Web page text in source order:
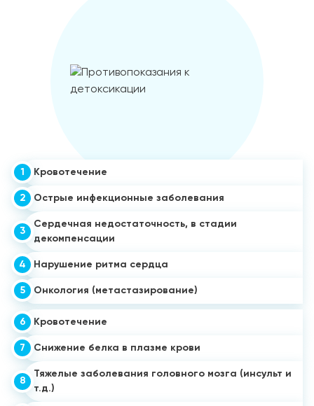
Кровотечение
1
Острые инфекционные заболевания
2
Сердечная недостаточность, в стадии
декомпенсации
3
Нарушение ритма сердца
4
Онкология (метастазирование)
5
Кровотечение
6
Снижение белка в плазме крови
7
Тяжелые заболевания головного мозга (инсульт и
т.д.)
8